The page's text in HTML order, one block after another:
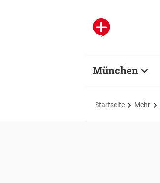
München
Startseite Mehr